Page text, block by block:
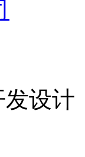
设计